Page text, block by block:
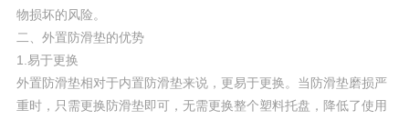
物损坏的风险。
二、外置防滑垫的优势
1.易于更换
外置防滑垫相对于内置防滑垫来说，更易于更换。当防滑垫磨损严
重时，只需更换防滑垫即可，无需更换整个塑料托盘，降低了使用